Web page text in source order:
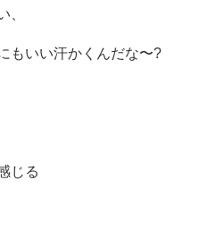
、
もいい汗かくんだな〜?
じる